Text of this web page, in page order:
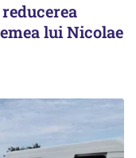
lui Nicolae